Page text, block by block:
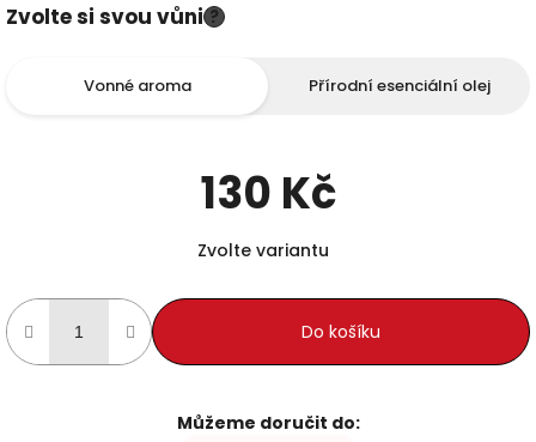
Zvolte si svou vůni ?
Vonné aroma Přírodní esenciální olej
130 Kč
Zvolte variantu
Do košíku
Můžeme doručit do: